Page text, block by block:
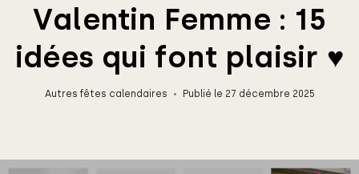
Valentin Femme : 15
idées qui font plaisir ♥
Autres fêtes calendaires Publié le 27 décembre 2025